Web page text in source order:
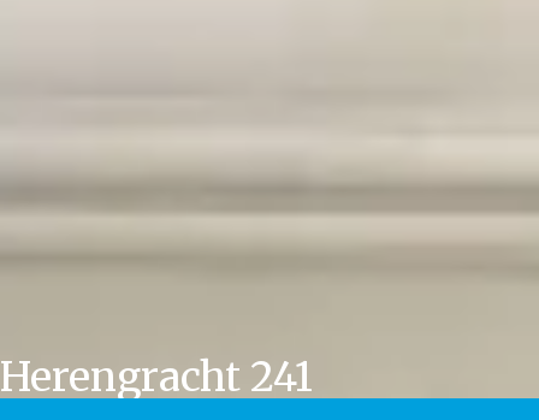
Herengracht 241